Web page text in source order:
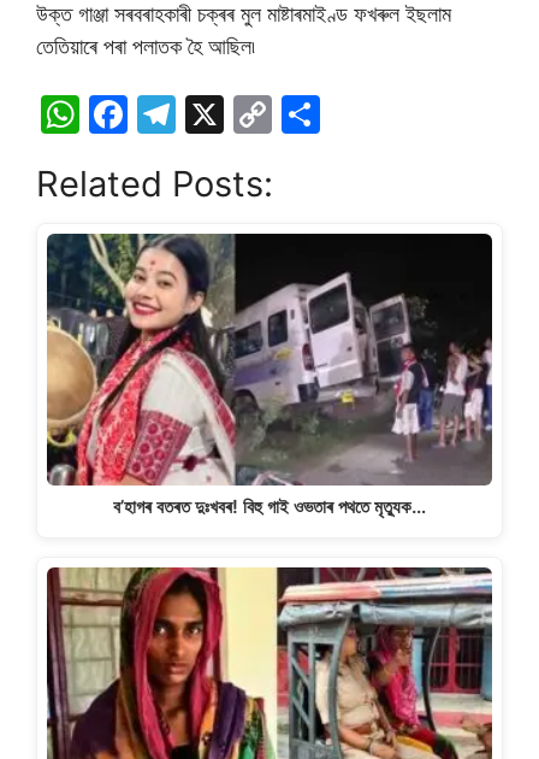
উক্ত গাঞ্জা সৰবৰাহকাৰী চক্ৰৰ মুল মাষ্টাৰমাইণ্ড ফখৰুল ইছলাম
তেতিয়াৰে পৰা পলাতক হৈ আছিল৷
W
at
s
A
p
p
F
c
e
b
o
o
k
T
e
gr
a
m
X
C
y
n
k
e
Related Posts:
ব’হাগৰ বতৰত দুঃখবৰ! বিহু গাই ওভতাৰ পথতে মৃত্যুক…